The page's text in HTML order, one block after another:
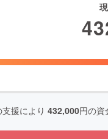
支援により 432,000円の資